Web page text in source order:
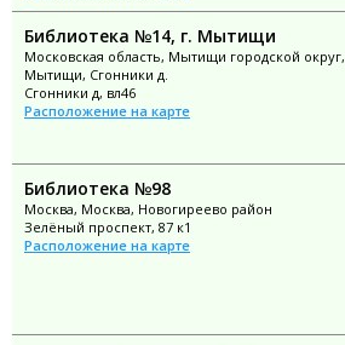
Библиотека №14, г. Мытищи
Московская область, Мытищи городской округ,
Мытищи, Сгонники д.
Сгонники д, вл46
Расположение на карте
Библиотека №98
Москва, Москва, Новогиреево район
Зелёный проспект, 87 к1
Расположение на карте